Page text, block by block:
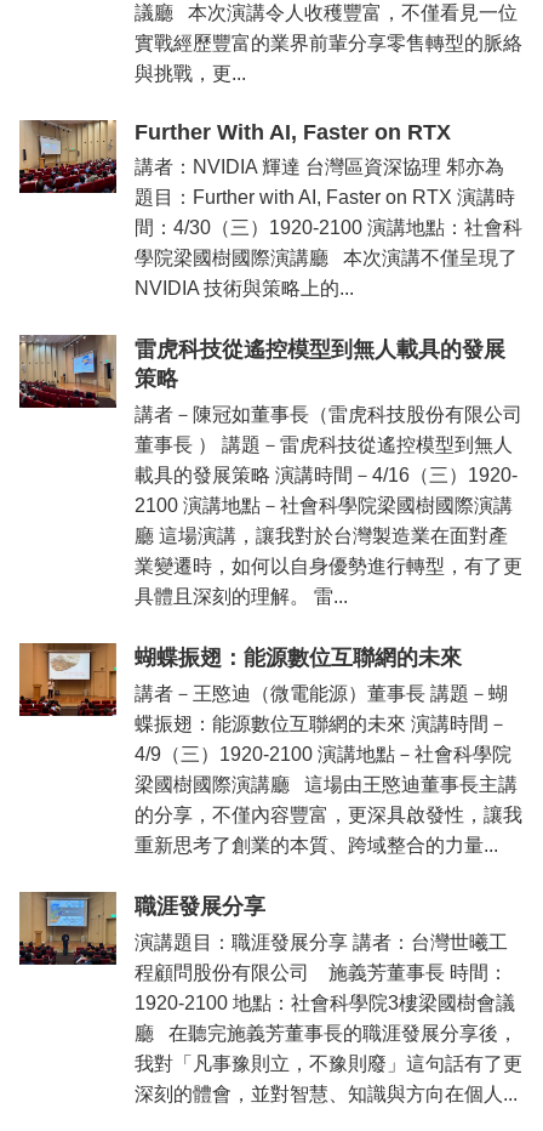
議廳 本次演講令人收穫豐富，不僅看見一位
實戰經歷豐富的業界前輩分享零售轉型的脈絡
與挑戰，更...
Further With AI, Faster on RTX
講者：NVIDIA 輝達 台灣區資深協理 邾亦為
題目：Further with AI, Faster on RTX 演講時
間：4/30（三）1920-2100 演講地點：社會科
學院梁國樹國際演講廳 本次演講不僅呈現了
NVIDIA 技術與策略上的...
雷虎科技從遙控模型到無人載具的發展
策略
講者－陳冠如董事長（雷虎科技股份有限公司
董事長 ） 講題－雷虎科技從遙控模型到無人
載具的發展策略 演講時間－4/16（三）1920-
2100 演講地點－社會科學院梁國樹國際演講
廳 這場演講，讓我對於台灣製造業在面對產
業變遷時，如何以自身優勢進行轉型，有了更
具體且深刻的理解。 雷...
蝴蝶振翅：能源數位互聯網的未來
講者－王愍迪（微電能源）董事長 講題－蝴
蝶振翅：能源數位互聯網的未來 演講時間－
4/9（三）1920-2100 演講地點－社會科學院
梁國樹國際演講廳 這場由王愍迪董事長主講
的分享，不僅內容豐富，更深具啟發性，讓我
重新思考了創業的本質、跨域整合的力量...
職涯發展分享
演講題目：職涯發展分享 講者：台灣世曦工
程顧問股份有限公司 施義芳董事長 時間：
1920-2100 地點：社會科學院3樓梁國樹會議
廳 在聽完施義芳董事長的職涯發展分享後，
我對「凡事豫則立，不豫則廢」這句話有了更
深刻的體會，並對智慧、知識與方向在個人...